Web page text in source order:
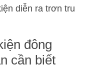
diễn ra trơn tru
đông
cần biết